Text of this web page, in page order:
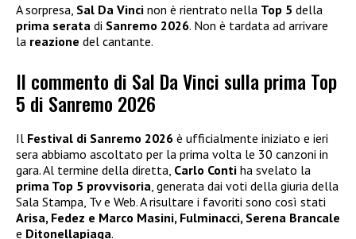
A sorpresa, Sal Da Vinci non è rientrato nella Top 5 della
prima serata di Sanremo 2026. Non è tardata ad arrivare
la reazione del cantante.
Il commento di Sal Da Vinci sulla prima Top
5 di Sanremo 2026
Il Festival di Sanremo 2026 è ufficialmente iniziato e ieri
sera abbiamo ascoltato per la prima volta le 30 canzoni in
gara. Al termine della diretta, Carlo Conti ha svelato la
prima Top 5 provvisoria, generata dai voti della giuria della
Sala Stampa, Tv e Web. A risultare i favoriti sono così stati
Arisa, Fedez e Marco Masini, Fulminacci, Serena Brancale
e Ditonellapiaga.